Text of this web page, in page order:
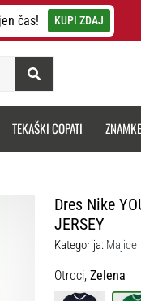
čas! KUPI ZDAJ
Iskanje
TEKAŠKI COPATI ZNAMKE
Dres Nike
JERSEY
Kategorija: Majice
Otroci, Zelena